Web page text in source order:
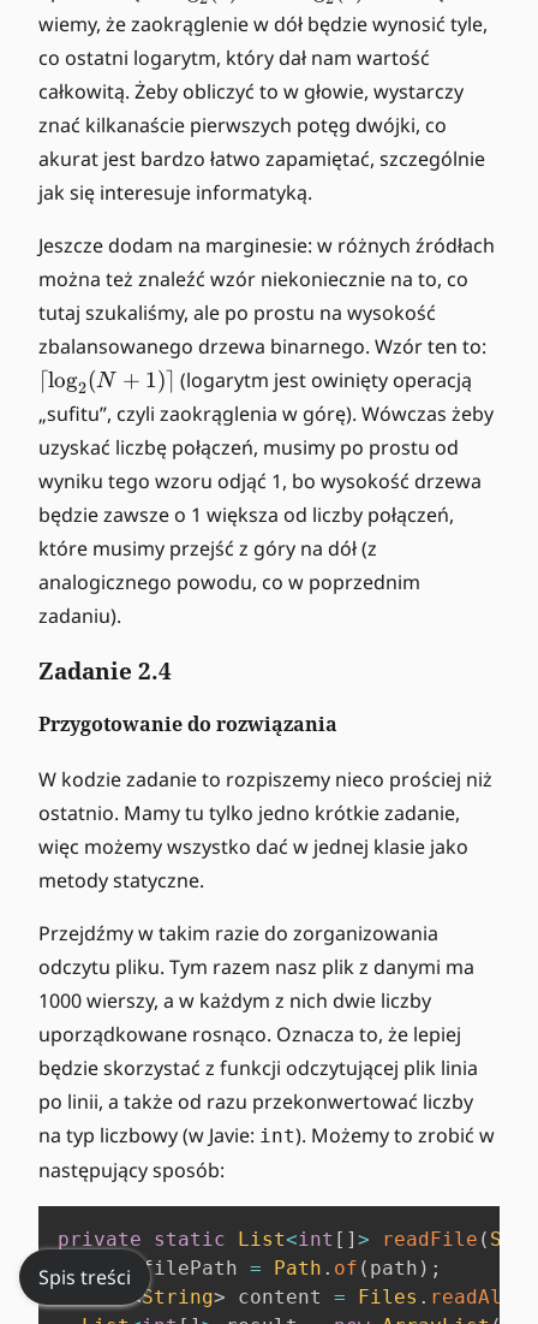
Spis treści
)
\
rf
l
o
rf
o
_
2
(
4
)
=
2
o
_
2
(
8
=
3
wiemy, że zaokrąglenie w dół będzie wynosić tyle,
co ostatni logarytm, który dał nam wartość
całkowitą. Żeby obliczyć to w głowie, wystarczy
znać kilkanaście pierwszych potęg dwójki, co
akurat jest bardzo łatwo zapamiętać, szczególnie
jak się interesuje informatyką.
Jeszcze dodam na marginesie: w różnych źródłach
można też znaleźć wzór niekoniecznie na to, co
tutaj szukaliśmy, ale po prostu na wysokość
zbalansowanego drzewa binarnego. Wzór ten to:
l
ei
⌈log2(N + 1)⌉ (logarytm jest owinięty operacją
„sufitu”, czyli zaokrąglenia w górę). Wówczas żeby
uzyskać liczbę połączeń, musimy po prostu od
wyniku tego wzoru odjąć 1, bo wysokość drzewa
będzie zawsze o 1 większa od liczby połączeń,
które musimy przejść z góry na dół (z
analogicznego powodu, co w poprzednim
zadaniu).
Zadanie 2.4
Przygotowanie do rozwiązania
W kodzie zadanie to rozpiszemy nieco prościej niż
ostatnio. Mamy tu tylko jedno krótkie zadanie,
więc możemy wszystko dać w jednej klasie jako
metody statyczne.
Przejdźmy w takim razie do zorganizowania
odczytu pliku. Tym razem nasz plik z danymi ma
1000 wierszy, a w każdym z nich dwie liczby
uporządkowane rosnąco. Oznacza to, że lepiej
będzie skorzystać z funkcji odczytującej plik linia
po linii, a także od razu przekonwertować liczby
na typ liczbowy (w Javie: int). Możemy to zrobić w
następujący sposób:
private static List<int [ ] > readFile (
Path filePath = Path . of ( path ) ;
<String> content = Files .